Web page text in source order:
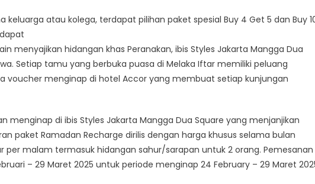
atau kolega, terdapat pilihan paket spesial Buy 4 Get 5 dan Buy
menyajikan hidangan khas Peranakan, ibis Styles Jakarta Mangga Dua
Setiap tamu yang berbuka puasa di Melaka Iftar memiliki peluang
voucher menginap di hotel Accor yang membuat setiap kunjungan
menginap di ibis Styles Jakarta Mangga Dua Square yang menjanjikan
paket Ramadan Recharge dirilis dengan harga khusus selama bulan
per malam termasuk hidangan sahur/sarapan untuk 2 orang. Pemesanan
– 29 Maret 2025 untuk periode menginap 24 February – 29 Maret